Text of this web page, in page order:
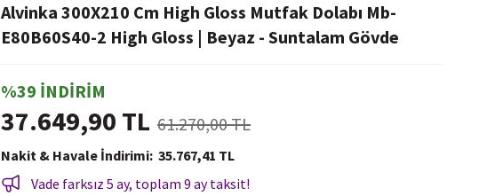
Alvinka 300X210 Cm High Gloss Mutfak Dolabı Mb-
E80B60S40-2 High Gloss | Beyaz - Suntalam Gövde
%39 İNDİRİM
37.649,90 TL 61.270,00 TL
Nakit & Havale İndirimi 35.767,41 TL
Vade farksız 5 ay, toplam 9 ay taksit!